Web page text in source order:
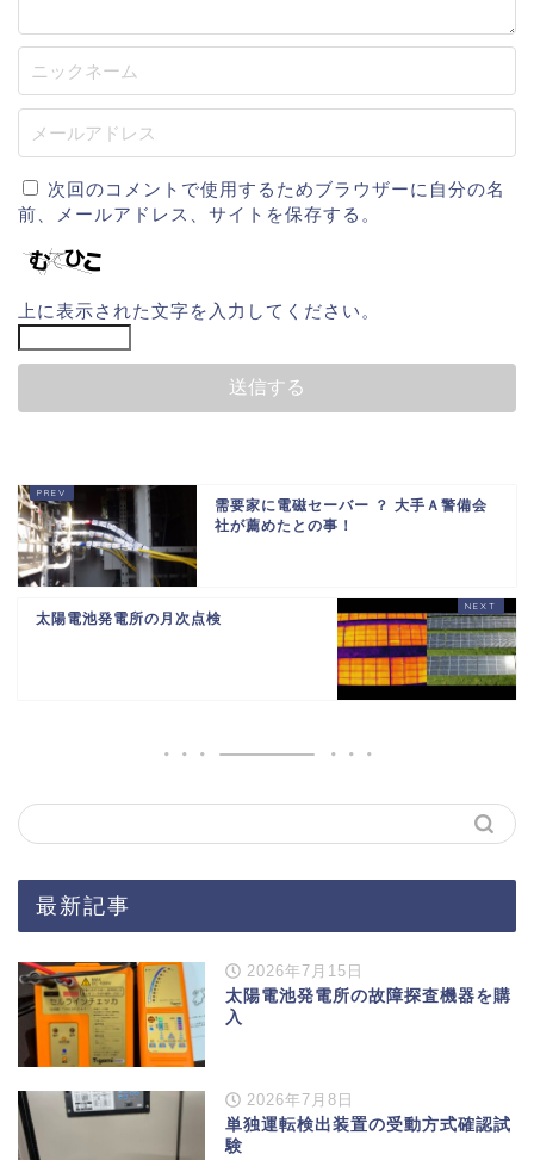
次回のコメントで使用するためブラウザーに自分の名
前、メールアドレス、サイトを保存する。
上に表示された文字を入力してください。
需要家に電磁セーバー ？ 大手Ａ警備会
社が薦めたとの事！
太陽電池発電所の月次点検
最新記事
2026年7月15日
太陽電池発電所の故障探査機器を購
入
2026年7月8日
単独運転検出装置の受動方式確認試
験